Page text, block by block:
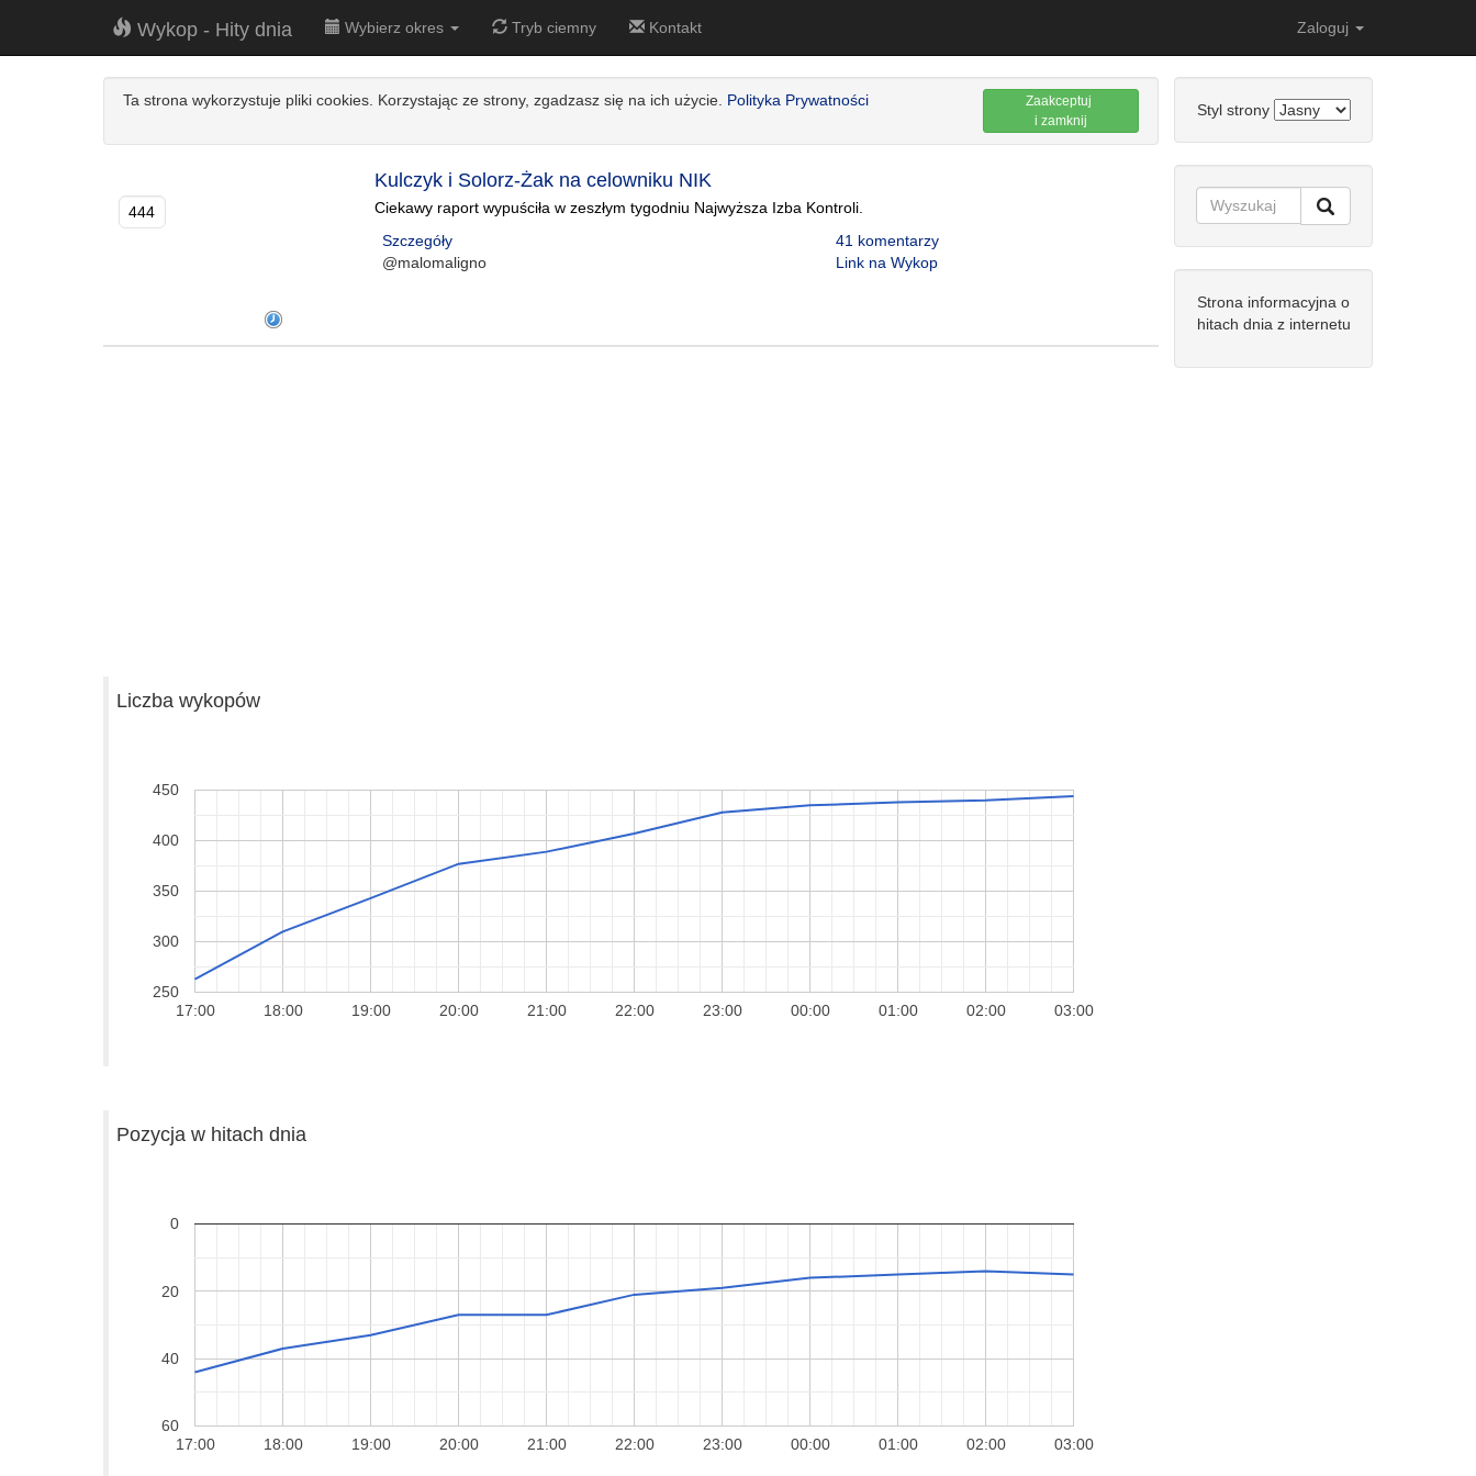
Wykop - Hity dnia Wybierz okres Tryb ciemny Kontakt Zaloguj
Ta strona wykorzystuje pliki cookies. Korzystając ze strony, zgadzasz się na ich użycie. Polityka Prywatności
Zaakceptuj
i zamknij
444
Kulczyk i Solorz-Żak na celowniku NIK
Ciekawy raport wypuściła w zeszłym tygodniu Najwyższa Izba Kontroli.
Szczegóły
@malomaligno
41 komentarzy
Link na Wykop
Liczba wykopów
17:00 18:00 19:00 20:00 21:00 22:00 23:00 00:00 01:00 02:00 03:00
250
300
350
400
450
Pozycja w hitach dnia
17:00 18:00 19:00 20:00 21:00 22:00 23:00 00:00 01:00 02:00 03:00
0
20
40
60
Styl strony
Strona informacyjna o
hitach dnia z internetu